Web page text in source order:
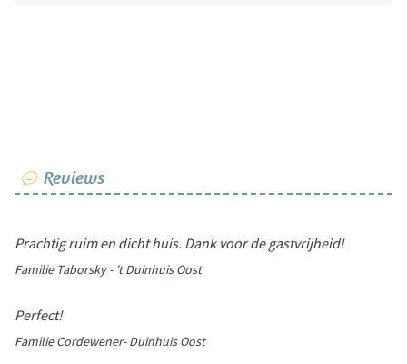
Reviews
Prachtig ruim en dicht huis. Dank voor de gastvrijheid!
Familie Taborsky - 't Duinhuis Oost
Perfect!
Familie Cordewener- Duinhuis Oost